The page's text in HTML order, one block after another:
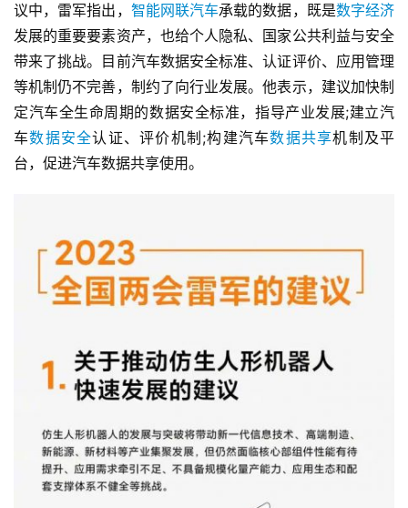
议中，雷军指出， 智能网联汽车承载的数据，既是数字经济
发展的重要要素资产，也给个人隐私、国家公共利益与安全
带来了挑战。目前汽车数据安全标准、认证评价、应用管理
等机制仍不完善，制约了向行业发展。他表示，建议加快制
定汽车全生命周期的数据安全标准，指导产业发展;建立汽
车数据安全认证、评价机制;构建汽车数据共享机制及平
台，促进汽车数据共享使用。